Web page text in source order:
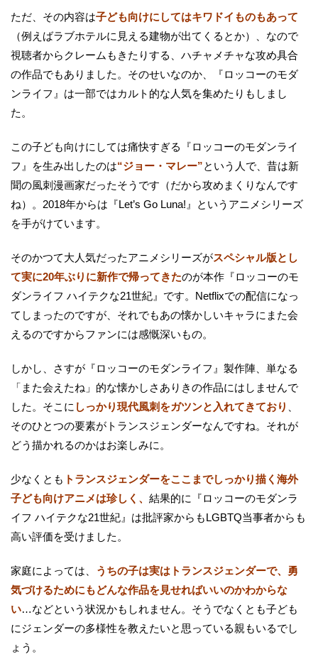
ただ、その内容は子ども向けにしてはキワドイものもあって
（例えばラブホテルに見える建物が出てくるとか）、なので
視聴者からクレームもきたりする、ハチャメチャな攻め具合
の作品でもありました。そのせいなのか、『ロッコーのモダ
ンライフ』は一部ではカルト的な人気を集めたりもしまし
た。
この子ども向けにしては痛快すぎる『ロッコーのモダンライ
フ』を生み出したのは“ジョー・マレー”という人で、昔は新
聞の風刺漫画家だったそうです（だから攻めまくりなんです
ね）。2018年からは『Let’s Go Luna!』というアニメシリーズ
を手がけています。
そのかつて大人気だったアニメシリーズがスペシャル版とし
て実に20年ぶりに新作で帰ってきたのが本作『ロッコーのモ
ダンライフ ハイテクな21世紀』です。Netflixでの配信になっ
てしまったのですが、それでもあの懐かしいキャラにまた会
えるのですからファンには感慨深いもの。
しかし、さすが『ロッコーのモダンライフ』製作陣、単なる
「また会えたね」的な懐かしさありきの作品にはしませんで
した。そこに しっかり現代風刺をガツンと入れてきており
そのひとつの要素がトランスジェンダーなんですね。それが
どう描かれるのかはお楽しみに。
少なくとも トランスジェンダーをここまでしっかり描く海外
子ども向けアニメは珍しく、 結果的に『ロッコーのモダンラ
イフ ハイテクな21世紀』は批評家からもLGBTQ当事者からも
高い評価を受けました。
家庭によっては、
うちの子は実はトランスジェンダーで、勇
気づけるためにもどんな作品を見せればいいのかわからな
い…などという状況かもしれません。そうでなくとも子ども
にジェンダーの多様性を教えたいと思っている親もいるでし
ょう。